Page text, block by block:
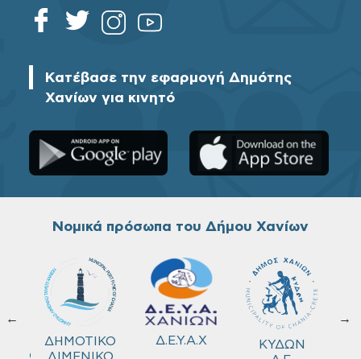
Κατέβασε την εφαρμογή Δημότης
Χανίων για κινητό
Νομικά πρόσωπα του Δήμου Χανίων
←
ΔΗΜΟΤΙΚΟ
ΛΙΜΕΝΙΚΟ
Δ.Ε.Υ.Α.Χ
ΚΥΔΩΝ
→